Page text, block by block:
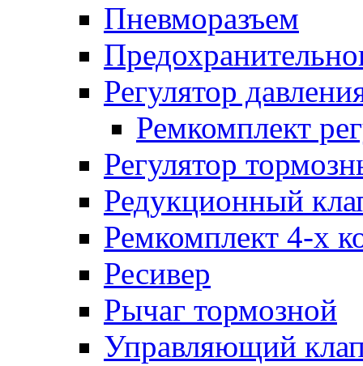
Пневморазъем
Регулятор
Ремкомплект
Регулятор
Редукционный
Ремкомплект 4-х
Ресивер
Рычаг тормозной
Управляющий